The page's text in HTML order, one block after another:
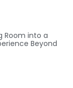
Room into a
Beyond